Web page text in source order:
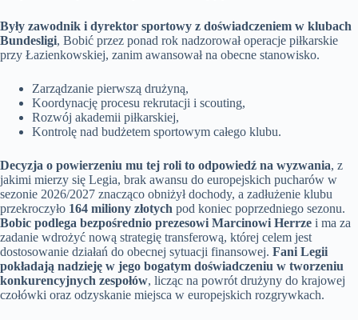
Były zawodnik i dyrektor sportowy z doświadczeniem w klubach
Bundesligi, Bobić przez ponad rok nadzorował operacje piłkarskie
przy Łazienkowskiej, zanim awansował na obecne stanowisko.
Zarządzanie pierwszą drużyną,
Koordynację procesu rekrutacji i scouting,
Rozwój akademii piłkarskiej,
Kontrolę nad budżetem sportowym całego klubu.
Decyzja o powierzeniu mu tej roli to odpowiedź na wyzwania, z
jakimi mierzy się Legia, brak awansu do europejskich pucharów w
sezonie 2026/2027 znacząco obniżył dochody, a zadłużenie klubu
przekroczyło 164 miliony złotych pod koniec poprzedniego sezonu.
Bobic podlega bezpośrednio prezesowi Marcinowi Herrze i ma za
zadanie wdrożyć nową strategię transferową, której celem jest
dostosowanie działań do obecnej sytuacji finansowej. Fani Legii
pokładają nadzieję w jego bogatym doświadczeniu w tworzeniu
konkurencyjnych zespołów, licząc na powrót drużyny do krajowej
czołówki oraz odzyskanie miejsca w europejskich rozgrywkach.